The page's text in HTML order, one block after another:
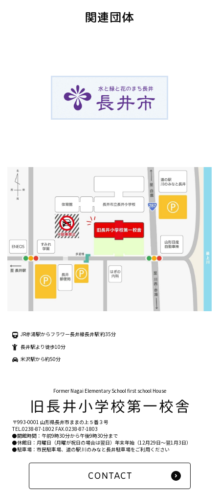
関連団体
JR赤湯駅からフラワー長井線長井駅 約35分
長井駅より徒歩10分
米沢駅から約50分
Former Nagai Elementary School first school House
〒993-0001 山形県長井市ままの上５番３号
TEL.0238-87-1802 FAX.0238-87-1803
●開館時間：午前9時30分から午後9時30分まで
●休館日：月曜日（月曜が祝日の場合は翌日）年末年始（12月29日〜翌1月3日）
●駐車場：市民駐車場、道の駅 川のみなと長井駐車場をご利用ください